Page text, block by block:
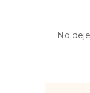
No